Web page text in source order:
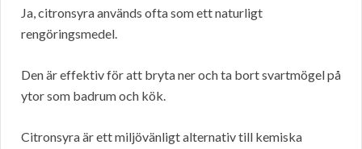
Ja, citronsyra används ofta som ett naturligt
rengöringsmedel.
Den är effektiv för att bryta ner och ta bort svartmögel på
ytor som badrum och kök.
Citronsyra är ett miljövänligt alternativ till kemiska